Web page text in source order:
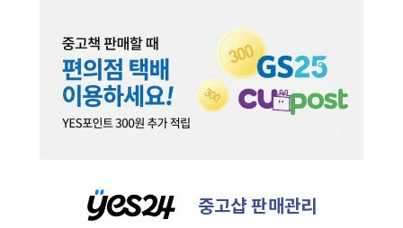
중고샵 판매관리